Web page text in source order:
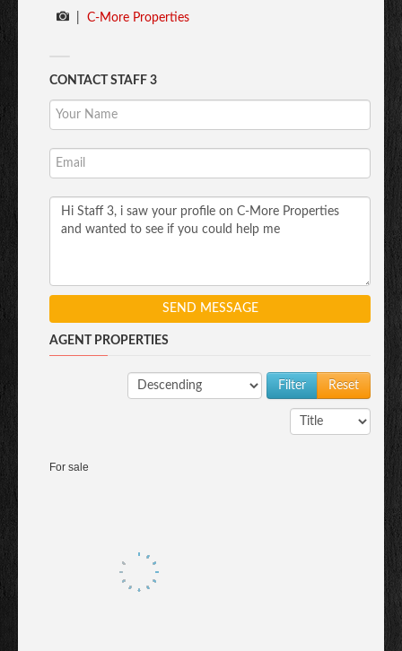
C-More Properties
CONTACT STAFF 3
SEND MESSAGE
AGENT PROPERTIES
Reset
For sale